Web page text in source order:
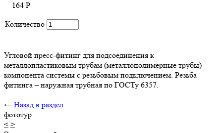
164 Р
Количество
Угловой пресс-фитинг для подсоединения к
металлопластиковым трубам (металлополимерные трубы)
компонента системы с резьбовым подключением. Резьба
фитинга – наружная трубная по ГОСТу 6357.
← Назад в раздел
фототур
< >